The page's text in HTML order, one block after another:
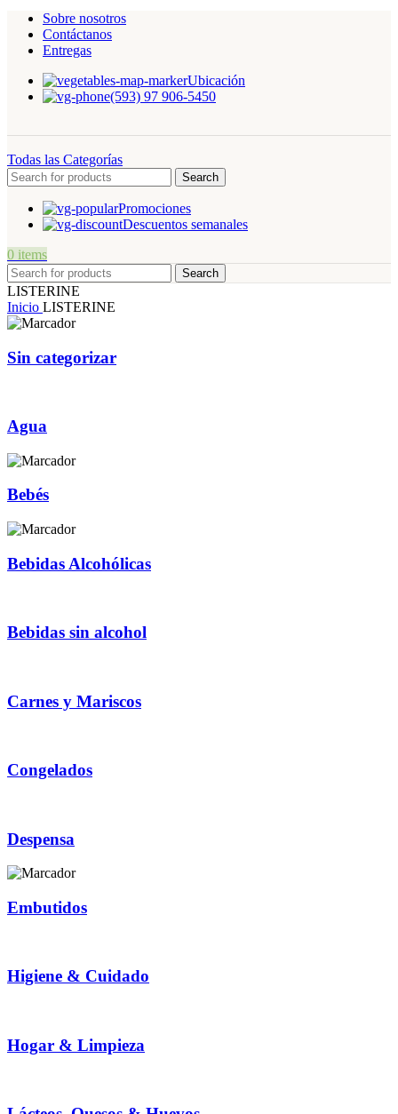
Sobre nosotros
Contáctanos
Entregas
Ubicación
(593) 97 906-5450
Todas las Categorías
Search
Promociones
Descuentos semanales
0 items
Search
LISTERINE
Inicio LISTERINE
Sin categorizar
Agua
Bebés
Bebidas Alcohólicas
Bebidas sin alcohol
Carnes y Mariscos
Congelados
Despensa
Embutidos
Higiene & Cuidado
Hogar & Limpieza